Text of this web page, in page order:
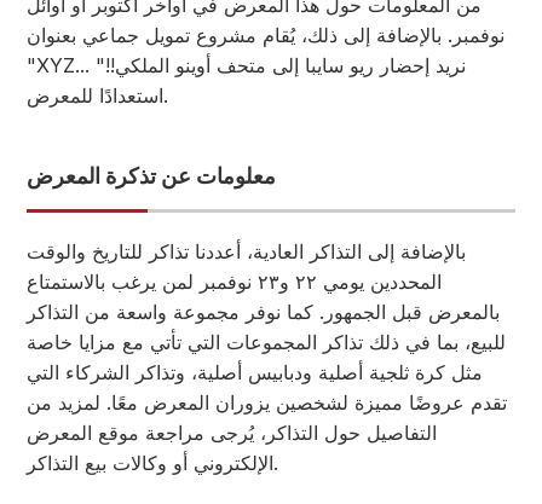
من المعلومات حول هذا المعرض في أواخر أكتوبر أو أوائل
نوفمبر. بالإضافة إلى ذلك، يُقام مشروع تمويل جماعي بعنوان
"XYZ... نريد إحضار ريو سايبا إلى متحف أوينو الملكي!!"
استعدادًا للمعرض.
معلومات عن تذكرة المعرض
بالإضافة إلى التذاكر العادية، أعددنا تذاكر للتاريخ والوقت
المحددين يومي ٢٢ و٢٣ نوفمبر لمن يرغب بالاستمتاع
بالمعرض قبل الجمهور. كما نوفر مجموعة واسعة من التذاكر
للبيع، بما في ذلك تذاكر المجموعات التي تأتي مع مزايا خاصة
مثل كرة ثلجية أصلية ودبابيس أصلية، وتذاكر الشركاء التي
تقدم عروضًا مميزة لشخصين يزوران المعرض معًا. لمزيد من
التفاصيل حول التذاكر، يُرجى مراجعة موقع المعرض
الإلكتروني أو وكالات بيع التذاكر.